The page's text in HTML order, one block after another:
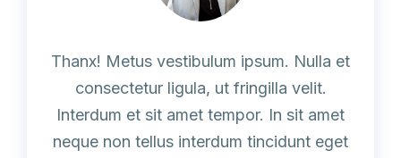
Thanx! Metus vestibulum ipsum. Nulla et
consectetur ligula, ut fringilla velit.
Interdum et sit amet tempor. In sit amet
neque non tellus interdum tincidunt eget